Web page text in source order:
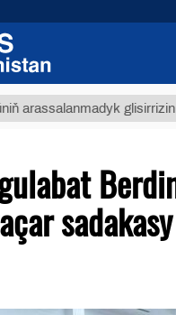
glisirrizin